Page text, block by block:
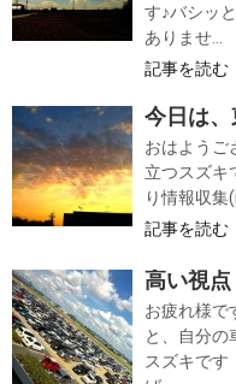
す♪バシッ
ありませ...
記事を読む
今日は、
おはようご
立つスズキ
り情報収集
記事を読む
高い視
お疲れ様で
と、自分の
スズキです